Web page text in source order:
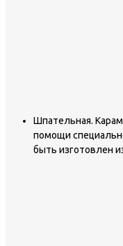
Шпательная.
помощи
быть изготовлен